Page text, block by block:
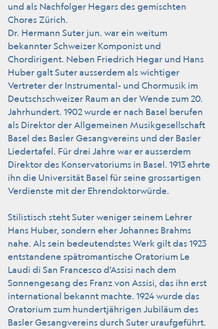
und als Nachfolger Hegars des gemischten
Chores Zürich.
Dr. Hermann Suter jun. war ein weitum
bekannter Schweizer Komponist und
Chordirigent. Neben Friedrich Hegar und Hans
Huber galt Suter ausserdem als wichtiger
Vertreter der Instrumental- und Chormusik im
Deutschschweizer Raum an der Wende zum 20.
Jahrhundert. 1902 wurde er nach Basel berufen
als Direktor der Allgemeinen Musikgesellschaft
Basel des Basler Gesangvereins und der Basler
Liedertafel. Für drei Jahre war er ausserdem
Direktor des Konservatoriums in Basel. 1913 ehrte
ihn die Universität Basel für seine grossartigen
Verdienste mit der Ehrendoktorwürde.
Stilistisch steht Suter weniger seinem Lehrer
Hans Huber, sondern eher Johannes Brahms
nahe. Als sein bedeutendstes Werk gilt das 1923
entstandene spätromantische Oratorium Le
Laudi di San Francesco d’Assisi nach dem
Sonnengesang des Franz von Assisi, das ihn erst
international bekannt machte. 1924 wurde das
Oratorium zum hundertjährigen Jubiläum des
Basler Gesangvereins durch Suter uraufgeführt.